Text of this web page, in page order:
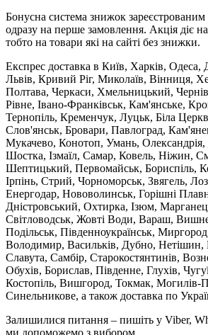
Бонусна система знижок зареєстрованим
одразу на перше замовлення. Акція діє
тобто на товари які на сайті без знижки.
Експрес доставка в Київ, Харків, Одеса,
Львів, Кривий Ріг, Миколаїв, Вінниця,
Полтава, Черкаси, Хмельницький,
Рівне, Івано-Франківськ, Кам'янське,
Тернопіль, Кременчук, Луцьк, Біла
Слов'янськ, Бровари, Павлоград,
Мукачево, Конотоп, Умань, Олександрія,
Шостка, Ізмаїл, Самар, Ковель, Ніжин,
Шептицький, Первомайськ, Бориспіль,
Ірпінь, Стрий, Чорноморськ, Звягель,
Енергодар, Нововолинськ, Горішні
Дністровський, Охтирка, Ізюм,
Світловодськ, Жовті Води, Вараш,
Подільськ, Південноукраїнськ,
Володимир, Васильків, Дубно, Нетішин,
Славута, Самбір, Старокостянтинів,
Обухів, Борислав, Південне, Глухів,
Костопіль, Вишгород, Токмак, Могилів-
Синельникове, а також доставка по
Залишилися питання – пишіть у Viber,